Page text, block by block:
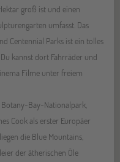
groß ist und einen
umfasst. Das
Centennial Parks ist ein tolles
kannst dort Fahrräder und
Filme unter freiem
Bay-Nationalpark,
Cook als erster Europäer
die Blue Mountains,
der ätherischen Öle